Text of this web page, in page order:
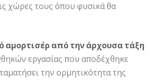
χώρες τους όπου φυσικά θα
αμορτισέρ από την άρχουσα τάξη
εργασίας που αποδέχθηκε
την ορμητικότητα της